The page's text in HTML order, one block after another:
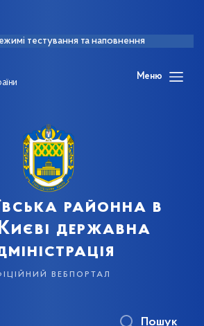
тестування та наповнення
Меню
районна в
Києві державна
вебпортал
Пошук